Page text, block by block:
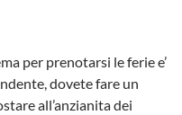
per prenotarsi le ferie e’
dovete fare un
all’anzianita dei